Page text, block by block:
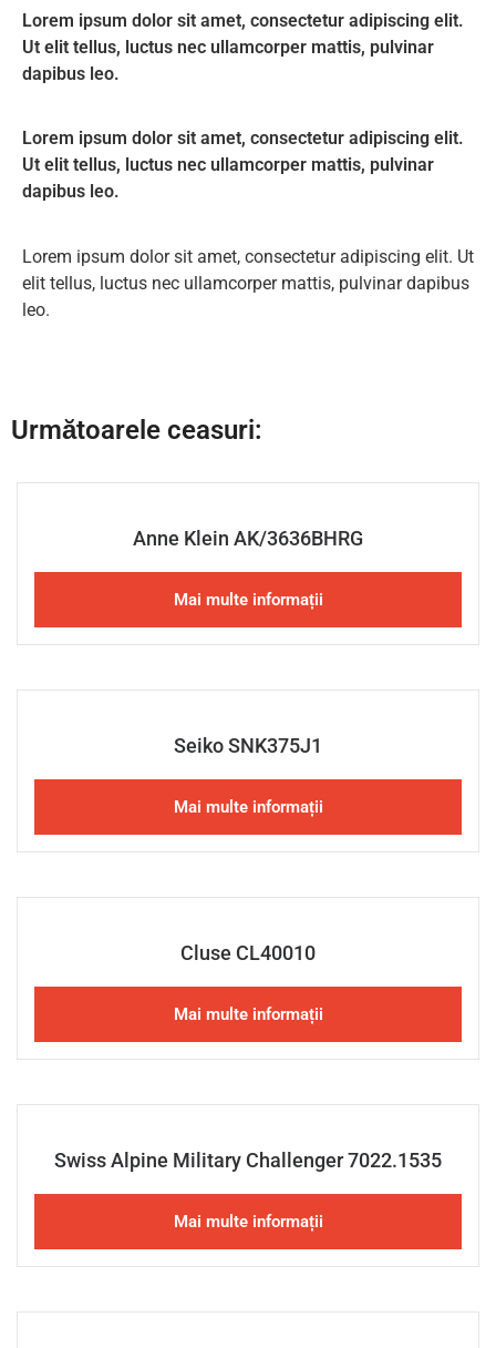
Lorem ipsum dolor sit amet, consectetur adipiscing elit.
Ut elit tellus, luctus nec ullamcorper mattis, pulvinar
dapibus leo.
Lorem ipsum dolor sit amet, consectetur adipiscing elit.
Ut elit tellus, luctus nec ullamcorper mattis, pulvinar
dapibus leo.
Lorem ipsum dolor sit amet, consectetur adipiscing elit. Ut
elit tellus, luctus nec ullamcorper mattis, pulvinar dapibus
leo.
Următoarele ceasuri:
Anne Klein AK/3636BHRG
Mai multe informații
Seiko SNK375J1
Mai multe informații
Cluse CL40010
Mai multe informații
Swiss Alpine Military Challenger 7022.1535
Mai multe informații